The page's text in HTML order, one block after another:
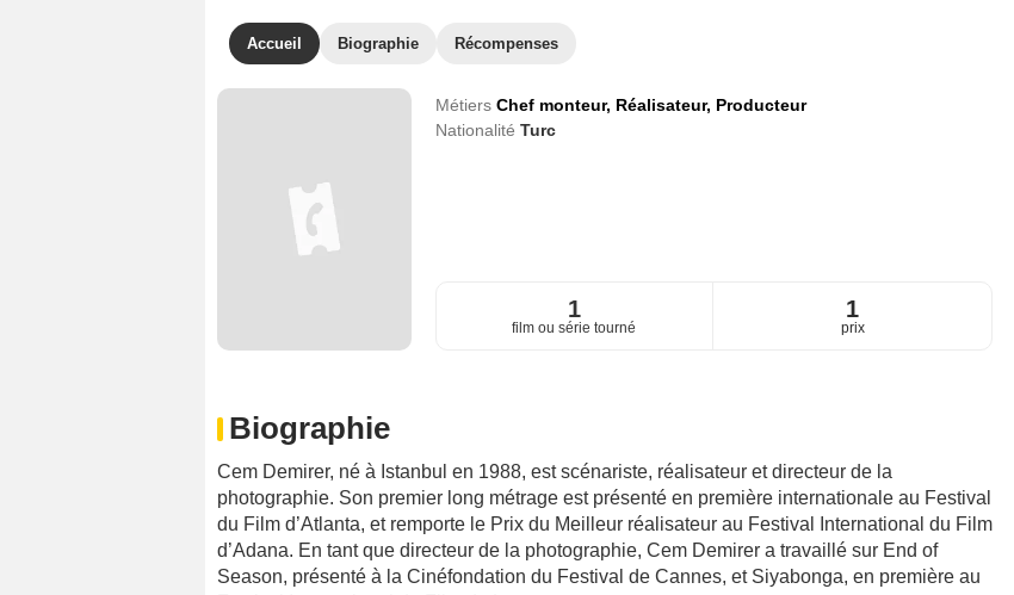
Accueil Biographie Récompenses
Métiers Chef monteur, Réalisateur, Producteur
Nationalité Turc
1
film ou série tourné
1
prix
Biographie
Cem Demirer, né à Istanbul en 1988, est scénariste, réalisateur et directeur de la
photographie. Son premier long métrage est présenté en première internationale au Festival
du Film d’Atlanta, et remporte le Prix du Meilleur réalisateur au Festival International du Film
d’Adana. En tant que directeur de la photographie, Cem Demirer a travaillé sur End of
Season, présenté à la Cinéfondation du Festival de Cannes, et Siyabonga, en première au